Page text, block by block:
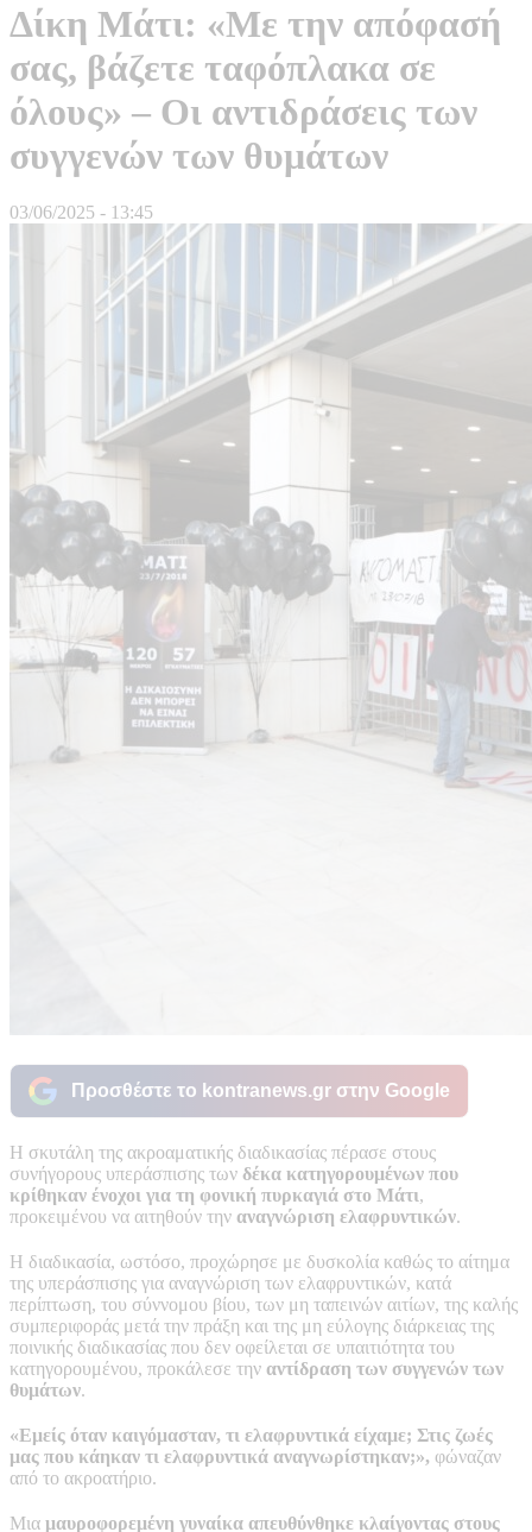
Δίκη Μάτι: «Με την απόφασή
σας, βάζετε ταφόπλακα σε
όλους» – Οι αντιδράσεις των
συγγενών των θυμάτων
03/06/2025 - 13:45
Προσθέστε το kontranews.gr στην Google
Η σκυτάλη της ακροαματικής διαδικασίας πέρασε στους
συνήγορους υπεράσπισης των δέκα κατηγορουμένων που
κρίθηκαν ένοχοι για τη φονική πυρκαγιά στο Μάτι,
προκειμένου να αιτηθούν την αναγνώριση ελαφρυντικών.
Η διαδικασία, ωστόσο, προχώρησε με δυσκολία καθώς το αίτημα
της υπεράσπισης για αναγνώριση των ελαφρυντικών, κατά
περίπτωση, του σύννομου βίου, των μη ταπεινών αιτίων, της καλής
συμπεριφοράς μετά την πράξη και της μη εύλογης διάρκειας της
ποινικής διαδικασίας που δεν οφείλεται σε υπαιτιότητα του
κατηγορουμένου, προκάλεσε την αντίδραση των συγγενών των
θυμάτων.
«Εμείς όταν καιγόμασταν, τι ελαφρυντικά είχαμε; Στις ζωές
μας που κάηκαν τι ελαφρυντικά αναγνωρίστηκαν;», φώναζαν
από το ακροατήριο.
Μια μαυροφορεμένη γυναίκα απευθύνθηκε κλαίγοντας στους